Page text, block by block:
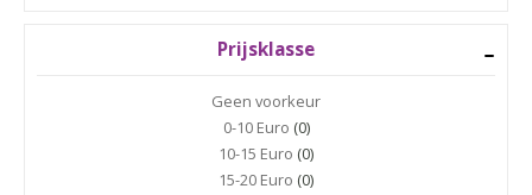
Prijsklasse
Geen voorkeur
0-10 Euro (0)
10-15 Euro (0)
15-20 Euro (0)